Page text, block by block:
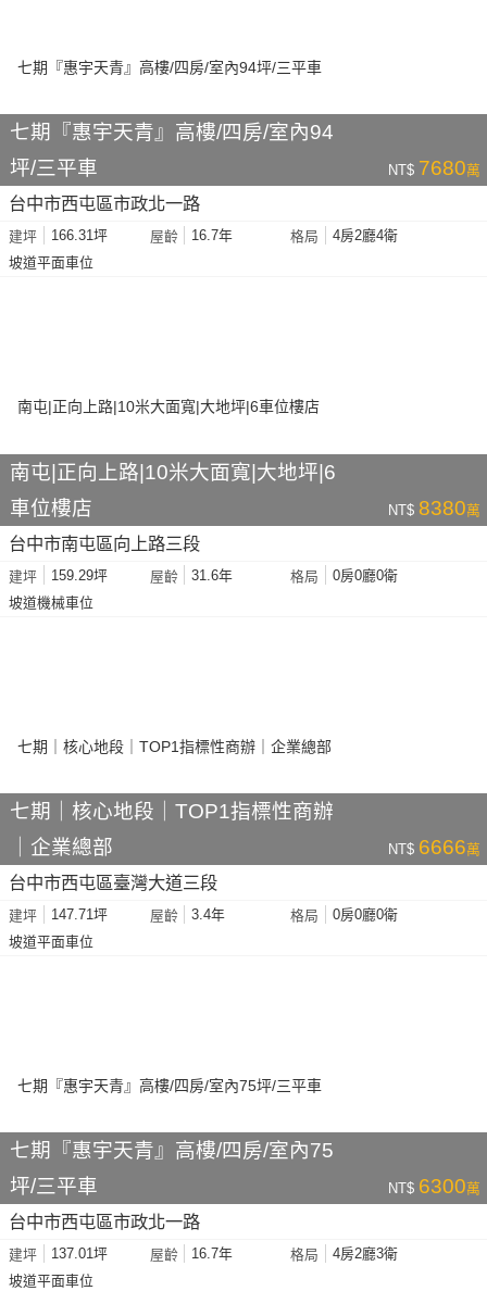
七期『惠宇天青』高樓/四房/室內94
坪/三平車
NT$ 7680萬
台中市西屯區市政北一路
建坪 166.31坪 屋齡 16.7年 格局
4房2廳4衛
坡道平面車位
南屯|正向上路|10米大面寬|大地坪|6
車位樓店
NT$ 8380萬
台中市南屯區向上路三段
建坪 159.29坪 屋齡 31.6年 格局
0房0廳0衛
坡道機械車位
七期｜核心地段｜TOP1指標性商辦
｜企業總部
NT$ 6666萬
台中市西屯區臺灣大道三段
建坪 147.71坪 屋齡 3.4年 格局
0房0廳0衛
坡道平面車位
七期『惠宇天青』高樓/四房/室內75
坪/三平車
NT$ 6300萬
台中市西屯區市政北一路
建坪 137.01坪 屋齡 16.7年 格局
4房2廳3衛
坡道平面車位